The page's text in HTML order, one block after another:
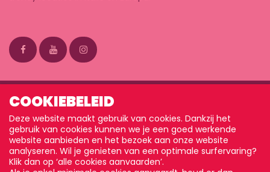
DISCLAIMER
COOKIEBELEID
Deze website maakt gebruik van cookies. Dankzij het
gebruik van cookies kunnen we je een goed werkende
website aanbieden en het bezoek aan onze website
analyseren. Wil je genieten van een optimale surfervaring?
Klik dan op ‘alle cookies aanvaarden’.